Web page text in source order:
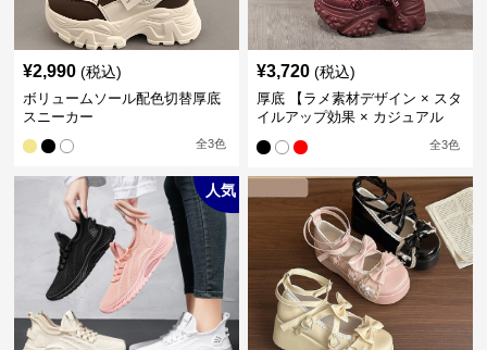
¥2,990 (税込)
ボリュームソール配色切替厚底
スニーカー
全3色
¥3,720 (税込)
厚底 【ラメ素材デザイン × スタ
イルアップ効果 × カジュアル
系】厚底デザインスニーカー
全3色
人気